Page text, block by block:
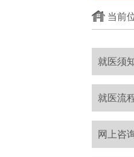
当前
就医须
就医流
网上咨